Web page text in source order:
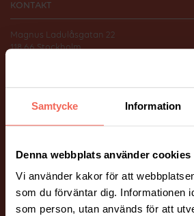
Samtycke Information
Denna webbplats använder cookies
Vi använder kakor för att
som du förväntar dig. Informationen
som person, utan används för att
KONTAKT
Magnus Ladulåsgatan 22
118 66 Stockholm
FÖLJ OSS
Instagram
ÖVRIGT
Vanliga frågor och svar. Hantering av